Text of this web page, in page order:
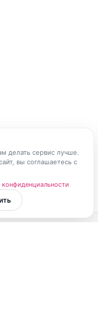
делать сервис лучше.
вы соглашаетесь с
конфиденциальности